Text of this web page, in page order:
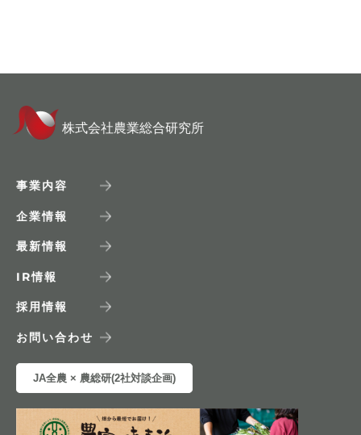
株式会社農業総合研究所
事業内容
企業情報
最新情報
IR情報
採用情報
お問い合わせ
JA全農 × 農総研(2社対談企画)